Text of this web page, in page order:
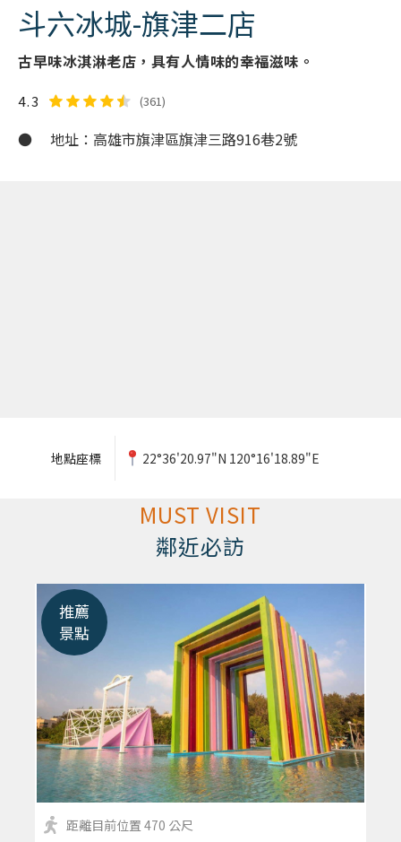
斗六冰城-旗津二店
古早味冰淇淋老店，具有人情味的幸福滋味。
4.3 (361)
● 地址：高雄市旗津區旗津三路916巷2號
地點座標 22°36'20.97"N 120°16'18.89"E
MUST VISIT
鄰近必訪
推薦
景點
距離目前位置 470 公尺